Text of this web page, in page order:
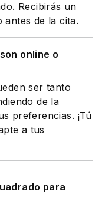
Recibirás un
de la cita.
online o
ser tanto
de la
preferencias. ¡Tú
a tus
para